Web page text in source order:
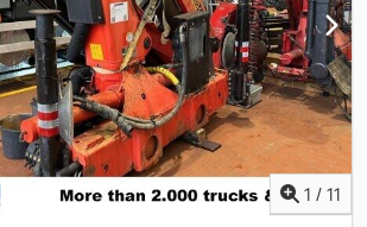
SUR LES ACCESSOIRES SANS GARANTIE,
de vente préalable et d'erreurs !
1 / 11